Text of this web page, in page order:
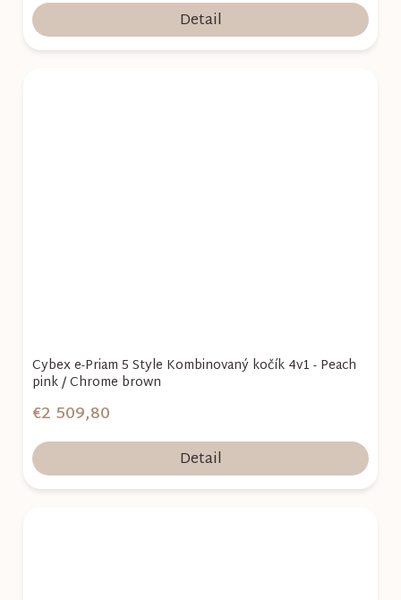
Detail
Cybex e-Priam 5 Style Kombinovaný kočík 4v1 - Peach
pink / Chrome brown
€2 509,80
Detail